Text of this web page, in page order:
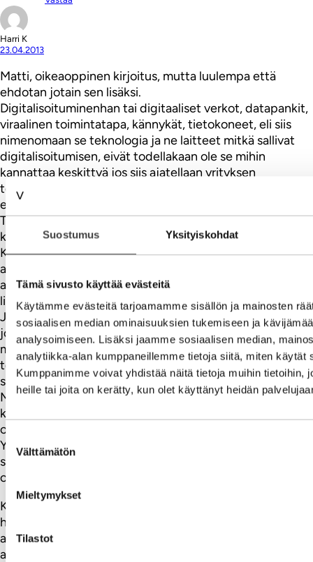
Suostumus Yksityiskohdat
Tämä sivusto käyttää evästeitä
Käytämme evästeitä tarjoamamme sisällön ja mainosten
sosiaalisen median ominaisuuksien tukemiseen ja
analysoimiseen. Lisäksi jaamme sosiaalisen median,
analytiikka-alan kumppaneillemme tietoja siitä, miten käytät
Kumppanimme voivat yhdistää näitä tietoja muihin tietoihin,
heille tai joita on kerätty, kun olet käyttänyt heidän
valinta
Välttämätön
Mieltymykset
Tilastot
Harri K
23.04.2013
Matti, oikeaoppinen kirjoitus, mutta luulempa että
ehdotan jotain sen lisäksi.
Digitalisoituminenhan tai digitaaliset verkot, datapankit,
viraalinen toimintatapa, kännykät, tietokoneet, eli siis
nimenomaan se teknologia ja ne laitteet mitkä sallivat
digitalisoitumisen, eivät todellakaan ole se mihin
kannattaa keskittyä jos siis ajatellaan yrityksen
toimintatapaa. Totuus mielestäni on se, että asia on
edelleen asiakkaan hallinnassa. Niinkuin se on ollut aina.
Tällä Suomessa se voi olla hieman toisenlainen tilanne
kun ei oikeastaan tarvinnut siitä välittää. Niin, siinä se.
Kun vertaan suomalaista käyttäytymistä ja
asiakaspalvelua moneen muuhun kehityneeseen
asiakaspalvelu maahan, ja niitä on aivan liian monta
listatatakseni ne, niin voidaan puhua jopa kehitysmaasta.
Ja huom. siis vielä tänään, tässä ja nyt. Suomi on saareke,
jossa asiakkaan tarpeet ja todelliset toiveet ovat
mielistelevien alkupuheiden jälkeen tallattu ja niistä on
tehty pannukakku, eli otat minkä saat, ja jos haluat nyt
sen Audin tai muun trendilaitteen, niin odotat(tilaapa
Mersu, se voi kestää 3-5kk) ja teet juuri niinkuin sanon
koska vaihtoehtoa ei ole. Peruskohteliaan käytöksen alla
on aina jokseenkin totaalinen välinpitämättömyys.
Yritys/myyjä, haluaa vain sen kaupan ja rahan. Kun se on
saatu, asiakas voi häipyä tai olla häipymättä. EVVK. Tämä
on fakta, ja vallitseva tilanne.
Kosketan tätä samaa tilannetta päivittäin. Katsokaapa
huviksenne(jos haluatte lisää asiasta) vaikka käytettyjen
autojen hintoja. Kun katsoo esim hintoja vaikka Helsingin
alueella, ja sitten vertailee niitä pohjoisempien